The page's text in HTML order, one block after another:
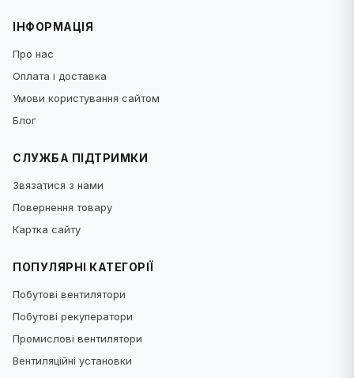
ІНФОРМАЦІЯ
Про нас
Оплата і доставка
Умови користування сайтом
Блог
СЛУЖБА ПІДТРИМКИ
Звязатися з нами
Повернення товару
Картка сайту
ПОПУЛЯРНІ КАТЕГОРІЇ
Побутові вентилятори
Побутові рекуператори
Промислові вентилятори
Вентиляційні установки